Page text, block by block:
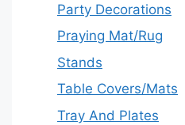
Party Decorations
Praying Mat/Rug
Stands
Table Covers/Mats
Tray And Plates